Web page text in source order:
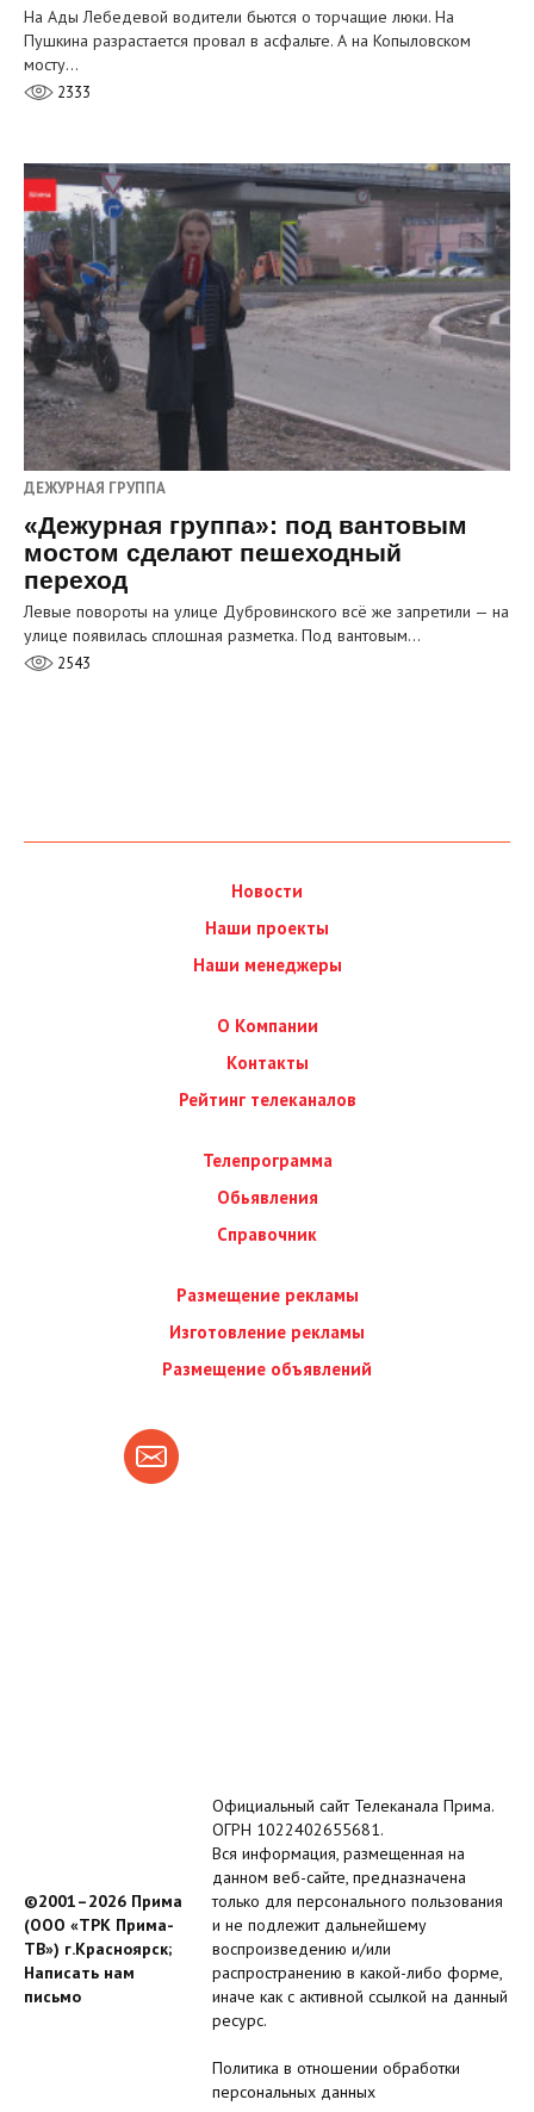
На Ады Лебедевой водители бьются о торчащие люки. На
Пушкина разрастается провал в асфальте. А на Копыловском
мосту…
2333
ДЕЖУРНАЯ ГРУППА
«Дежурная группа»: под вантовым
мостом сделают пешеходный
переход
Левые повороты на улице Дубровинского всё же запретили — на
улице появилась сплошная разметка. Под вантовым…
2543
Новости
Наши проекты
Наши менеджеры
О Компании
Контакты
Рейтинг телеканалов
Телепрограмма
Обьявления
Справочник
Размещение рекламы
Изготовление рекламы
Размещение объявлений
©2001–2026 Прима
(ООО «ТРК Прима-
ТВ») г.Красноярск;
Написать нам
письмо
Официальный сайт Телеканала Прима.
ОГРН 1022402655681.
Вся информация, размещенная на
данном веб-сайте, предназначена
только для персонального пользования
и не подлежит дальнейшему
воспроизведению и/или
распространению в какой-либо форме,
иначе как с активной ссылкой на данный
ресурс.
Политика в отношении обработки
персональных данных